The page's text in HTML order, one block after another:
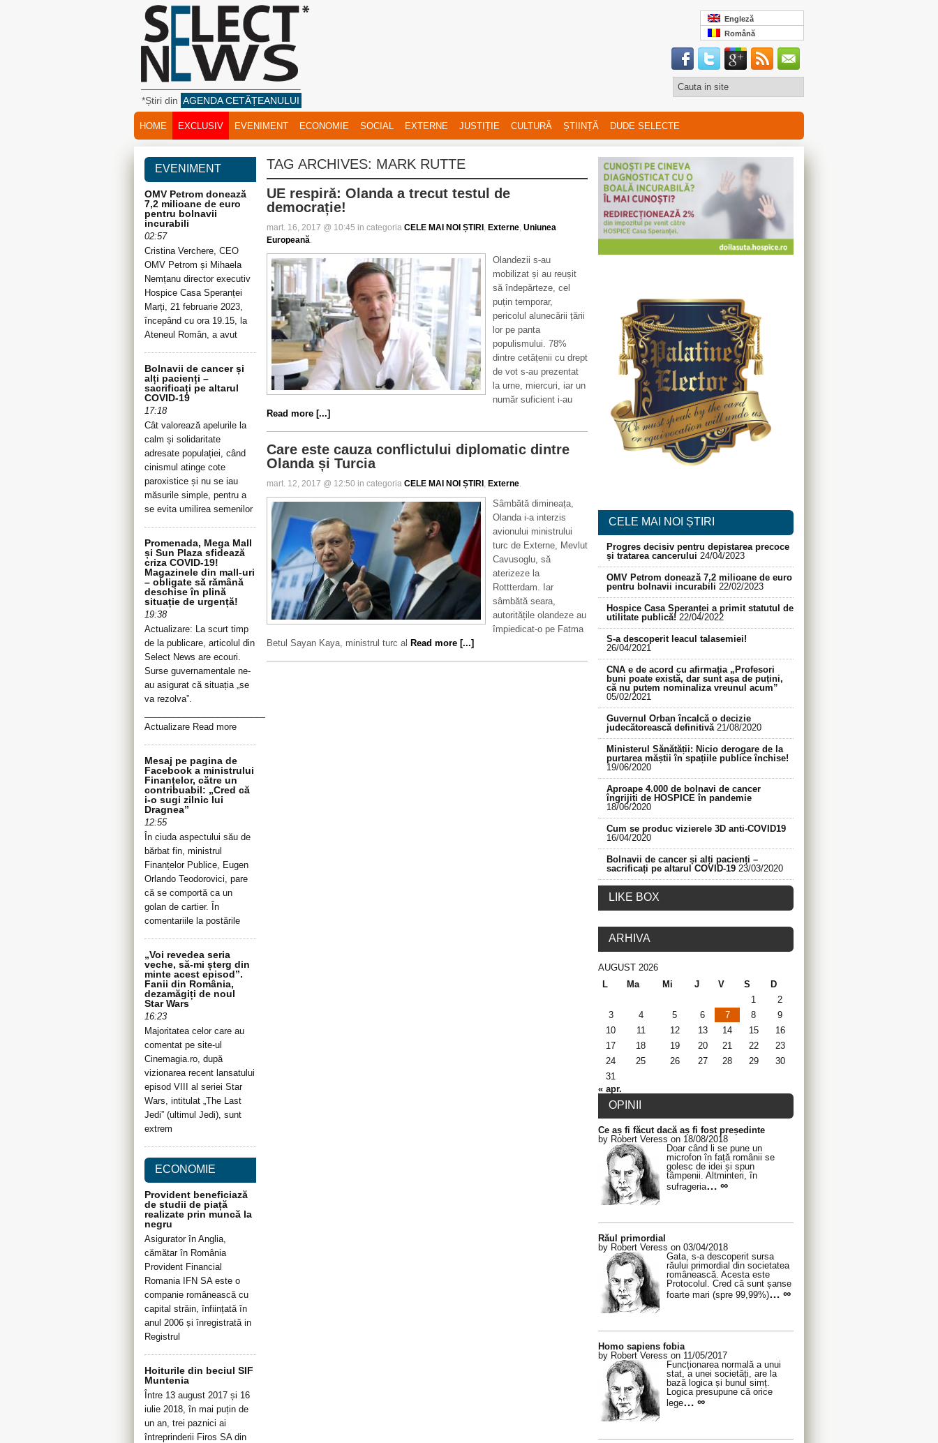
*Știri din AGENDA CETĂȚEANULUI
Engleză
Română
HOME EXCLUSIV EVENIMENT ECONOMIE SOCIAL EXTERNE JUSTIȚIE CULTURĂ ȘTIINȚĂ DUDE SELECTE
TAG ARCHIVES: MARK RUTTE
UE respiră: Olanda a trecut testul de
democrație!
mart. 16, 2017 @ 10:45 in categoria CELE MAI NOI ȘTIRI , Externe, Uniunea
Europeană.
Olandezii s-au
mobilizat și au reușit
să îndepărteze, cel
puțin temporar,
pericolul alunecării țării
lor pe panta
populismului. 78%
dintre cetățenii cu drept
de vot s-au prezentat
la urne, miercuri, iar un
număr suficient i-au
Read more [...]
Care este cauza conflictului diplomatic dintre
Olanda și Turcia
mart. 12, 2017 @ 12:50 in categoria CELE MAI NOI ȘTIRI , Externe.
Sâmbătă dimineața,
Olanda i-a interzis
avionului ministrului
turc de Externe, Mevlut
Cavusoglu, să
aterizeze la
Rottterdam. Iar
sâmbătă seara,
autoritățile olandeze au
împiedicat-o pe Fatma
Betul Sayan Kaya, ministrul turc al Read more [...]
EVENIMENT
OMV Petrom donează
7,2 milioane de euro
pentru bolnavii
incurabili
02:57
Cristina Verchere, CEO
OMV Petrom și Mihaela
Nemțanu director executiv
Hospice Casa Speranței
Marți, 21 februarie 2023,
începând cu ora 19.15, la
Ateneul Român, a avut
Bolnavii de cancer și
alți pacienți –
sacrificați pe altarul
COVID-19
17:18
Cât valorează apelurile la
calm și solidaritate
adresate populației, când
cinismul atinge cote
paroxistice și nu se iau
măsurile simple, pentru a
se evita umilirea semenilor
Promenada, Mega Mall
și Sun Plaza sfidează
criza COVID-19!
Magazinele din mall-uri
– obligate să rămână
deschise în plină
situație de urgență!
19:38
Actualizare: La scurt timp
de la publicare, articolul din
Select News are ecouri.
Surse guvernamentale ne-
au asigurat că situația „se
va rezolva”.
Actualizare Read more
Mesaj pe pagina de
Facebook a ministrului
Finanțelor, către un
contribuabil: „Cred că
i-o sugi zilnic lui
Dragnea”
12:55
În ciuda aspectului său de
bărbat fin, ministrul
Finanțelor Publice, Eugen
Orlando Teodorovici, pare
că se comportă ca un
golan de cartier. În
comentariile la postările
„Voi revedea seria
veche, să-mi șterg din
minte acest episod”.
Fanii din România,
dezamăgiți de noul
Star Wars
16:23
Majoritatea celor care au
comentat pe site-ul
Cinemagia.ro, după
vizionarea recent lansatului
episod VIII al seriei Star
Wars, intitulat „The Last
Jedi” (ultimul Jedi), sunt
extrem
ECONOMIE
Provident beneficiază
de studii de piață
realizate prin muncă la
negru
Asigurator în Anglia,
cămătar în România
Provident Financial
Romania IFN SA este o
companie românească cu
capital străin, înființată în
anul 2006 și înregistrată in
Registrul
Hoiturile din beciul SIF
Muntenia
Între 13 august 2017 și 16
iulie 2018, în mai puțin de
un an, trei paznici ai
întreprinderii Firos SA din
CELE MAI NOI ȘTIRI
Progres decisiv pentru depistarea precoce
și tratarea cancerului 24/04/2023
OMV Petrom donează 7,2 milioane de euro
pentru bolnavii incurabili 22/02/2023
Hospice Casa Speranței a primit statutul de
utilitate publică! 22/04/2022
S-a descoperit leacul talasemiei!
26/04/2021
CNA e de acord cu afirmația „Profesori
buni poate există, dar sunt așa de puțini,
că nu putem nominaliza vreunul acum”
05/02/2021
Guvernul Orban încalcă o decizie
judecătorească definitivă 21/08/2020
Ministerul Sănătății: Nicio derogare de la
purtarea măștii în spațiile publice închise!
19/06/2020
Aproape 4.000 de bolnavi de cancer
îngrijiți de HOSPICE în pandemie
18/06/2020
Cum se produc vizierele 3D anti-COVID19
16/04/2020
Bolnavii de cancer și alți pacienți –
sacrificați pe altarul COVID-19 23/03/2020
LIKE BOX
ARHIVA
AUGUST 2026
L
Ma Mi J V S
D
1
2
3
4 5 6 7 8
9
10
11 12 13 14 15
16
17
18 19 20 21 22
23
24
25 26 27 28 29
30
31
« apr.
OPINII
Ce aș fi făcut dacă aș fi fost președinte
by Robert Veress on 18/08/2018
Doar când li se pune un
microfon în față românii se
golesc de idei și spun
tâmpenii. Altminteri, în
sufrageria… ∞
Răul primordial
by Robert Veress on 03/04/2018
Gata, s-a descoperit sursa
răului primordial din societatea
românească. Acesta este
Protocolul. Cred că sunt șanse
foarte mari (spre 99,99%)… ∞
Homo sapiens fobia
by Robert Veress on 11/05/2017
Funcționarea normală a unui
stat, a unei societăți, are la
bază logica și bunul simț.
Logica presupune că orice
lege… ∞